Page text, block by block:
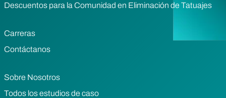
Descuentos para la Comunidad en Eliminación de Tatuajes
Carreras
Contáctanos
Sobre Nosotros
Todos los estudios de caso